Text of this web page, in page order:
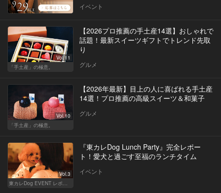
イベント
Vol.11
「手土産」の極意。
【2026プロ推薦の手土産14選】おしゃれで
話題！最新スイーツギフトでトレンド先取
り
グルメ
Vol.10
「手土産」の極意。
【2026年最新】目上の人に喜ばれる手土産
14選！プロ推薦の高級スイーツ＆和菓子
グルメ
Vol.3
東カレDog EVENT レポート
『東カレDog Lunch Party』完全レポー
ト！愛犬と過ごす至福のランチタイム
イベント